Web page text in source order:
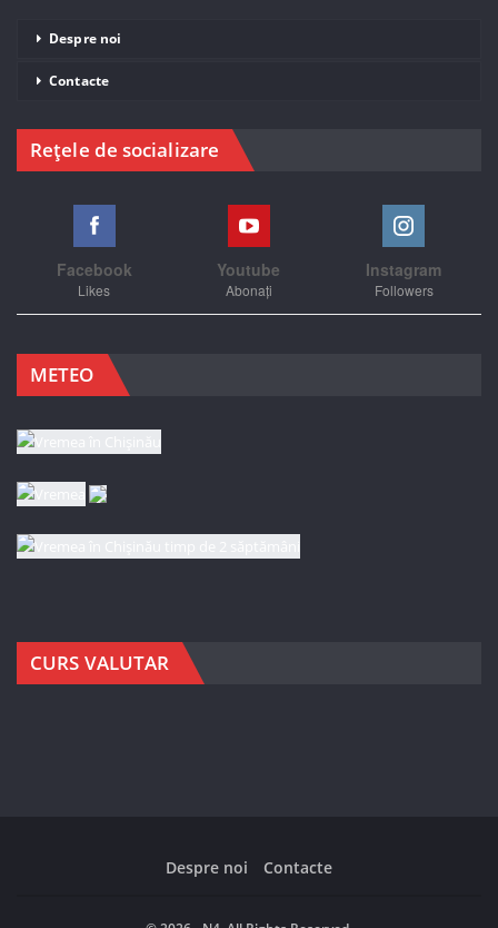
Despre noi
Contacte
Rețele de socializare
Facebook
Likes
Youtube
Abonați
Instagram
Followers
METEO
CURS VALUTAR
Despre noi Contacte